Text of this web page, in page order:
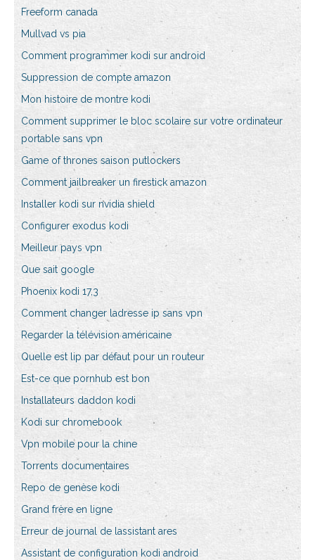
Freeform canada
Mullvad vs pia
Comment programmer kodi sur android
Suppression de compte amazon
Mon histoire de montre kodi
Comment supprimer le bloc scolaire sur votre ordinateur
portable sans vpn
Game of thrones saison putlockers
Comment jailbreaker un firestick amazon
Installer kodi sur nvidia shield
Configurer exodus kodi
Meilleur pays vpn
Que sait google
Phoenix kodi 17,3
Comment changer ladresse ip sans vpn
Regarder la télévision américaine
Quelle est lip par défaut pour un routeur
Est-ce que pornhub est bon
Installateurs daddon kodi
Kodi sur chromebook
Vpn mobile pour la chine
Torrents documentaires
Repo de genèse kodi
Grand frère en ligne
Erreur de journal de lassistant ares
Assistant de configuration kodi android